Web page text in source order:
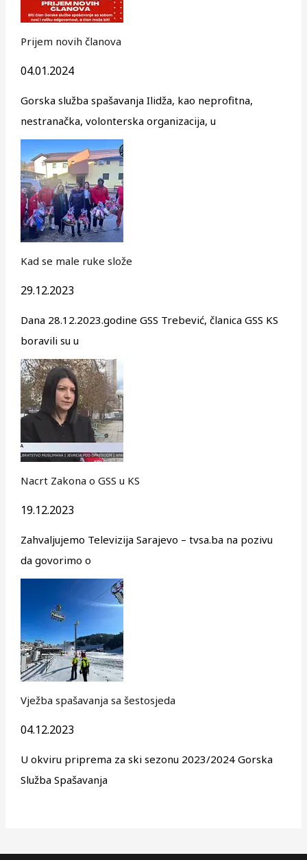
Prijem novih članova
04.01.2024
Gorska služba spašavanja Ilidža, kao neprofitna,
nestranačka, volonterska organizacija, u
Kad se male ruke slože
29.12.2023
Dana 28.12.2023.godine GSS Trebević, članica GSS KS
boravili su u
Nacrt Zakona o GSS u KS
19.12.2023
Zahvaljujemo Televizija Sarajevo – tvsa.ba na pozivu
da govorimo o
Vježba spašavanja sa šestosjeda
04.12.2023
U okviru priprema za ski sezonu 2023/2024 Gorska
Služba Spašavanja